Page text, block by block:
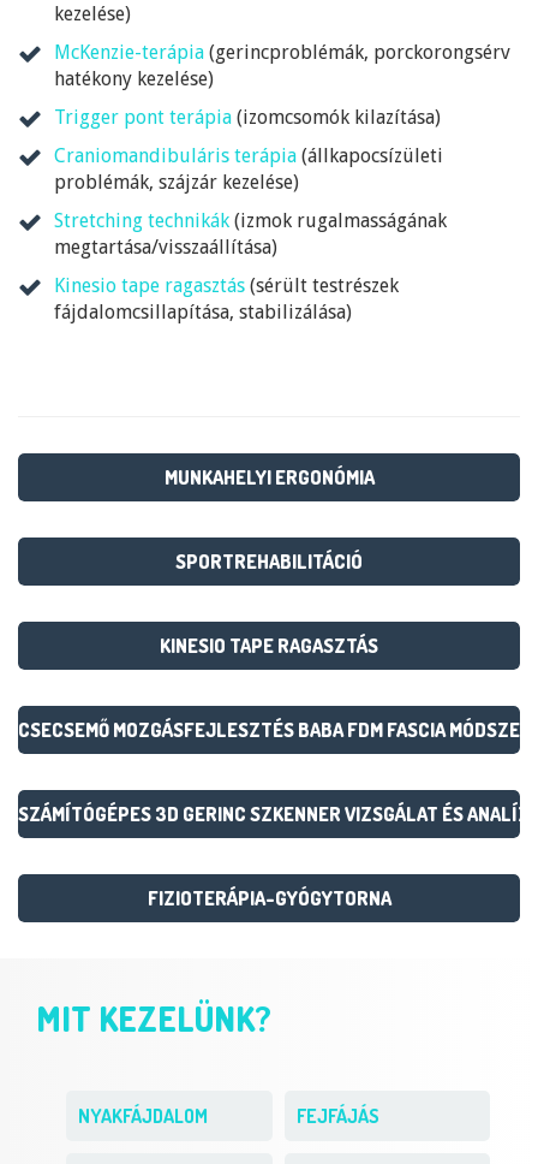
kezelése)
McKenzie-terápia (gerincproblémák, porckorongsérv
hatékony kezelése)
Trigger pont terápia (izomcsomók kilazítása)
Craniomandibuláris terápia (állkapocsízületi
problémák, szájzár kezelése)
Stretching technikák (izmok rugalmasságának
megtartása/visszaállítása)
Kinesio tape ragasztás (sérült testrészek
fájdalomcsillapítása, stabilizálása)
MUNKAHELYI ERGONÓMIA
SPORTREHABILITÁCIÓ
KINESIO TAPE RAGASZTÁS
CSECSEMŐ MOZGÁSFEJLESZTÉS BABA FDM FASCIA
SZÁMÍTÓGÉPES 3D GERINC SZKENNER VIZSGÁLAT ÉS
FIZIOTERÁPIA-GYÓGYTORNA
MIT KEZELÜNK?
NYAKFÁJDALOM FEJFÁJÁS